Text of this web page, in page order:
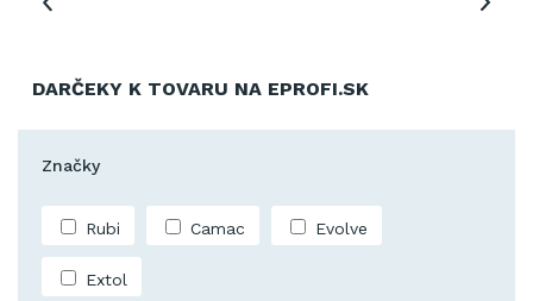
DARČEKY K TOVARU NA EPROFI.SK
Značky
Rubi Camac Evolve
Extol